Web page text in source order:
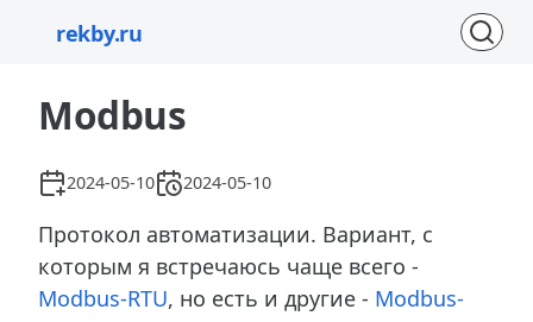
rekby.ru
Modbus
2024-05-10 2024-05-10
Протокол автоматизации. Вариант, с
которым я встречаюсь чаще всего -
Modbus-RTU, но есть и другие - Modbus-